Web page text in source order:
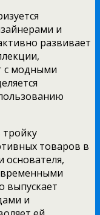
и
развивает
с модными
товаров в
выпускает
и